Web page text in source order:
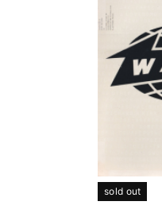
sold out